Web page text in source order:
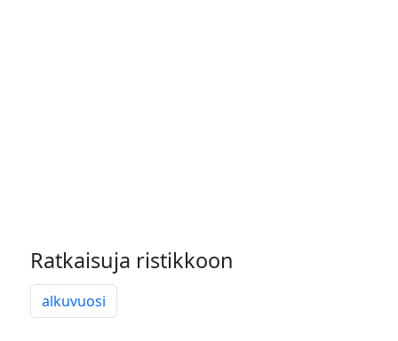
Ratkaisuja ristikkoon
alkuvuosi